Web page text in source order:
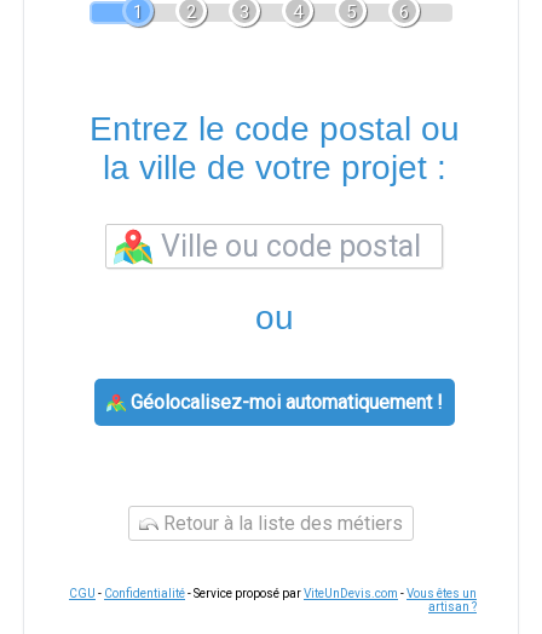
1 2 3 4 5 6
Entrez le code postal ou
la ville de votre projet :
ou
Géolocalisez-moi automatiquement !
Retour à la liste des métiers
CGU - Confidentialité- Service proposé parViteUnDevis.com -Vous êtes un
artisan ?